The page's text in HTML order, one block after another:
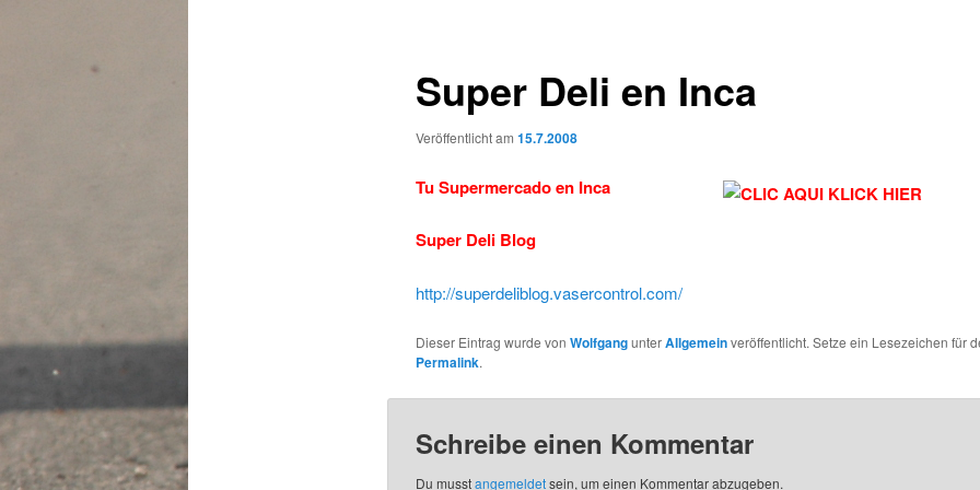
Super Deli en Inca
Veröffentlicht am 15.7.2008
Tu Supermercado en Inca
Super Deli Blog
http://superdeliblog.vasercontrol.com/
Dieser Eintrag wurde von WolfgangunterAllgemeinveröffentlicht. Setze ein Lesezeichen für
Permalink.
Schreibe einen Kommentar
Du musstangemeldetsein, um einen Kommentar abzugeben.